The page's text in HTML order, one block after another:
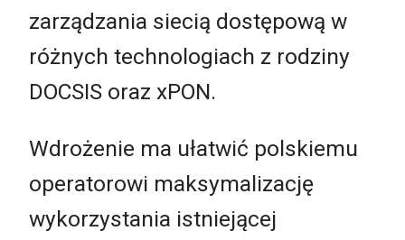
zarządzania siecią dostępową w
różnych technologiach z rodziny
DOCSIS oraz xPON.
Wdrożenie ma ułatwić polskiemu
operatorowi maksymalizację
wykorzystania istniejącej